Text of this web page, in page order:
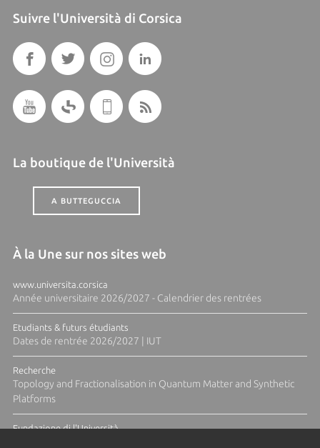
Suivre l'Università di Corsica
La boutique de l'Università
A BUTTEGUCCIA
À la Une sur nos sites web
www.universita.corsica
Année universitaire 2026/2027 - Calendrier des rentrées
Etudiants & futurs étudiants
Dates de rentrée 2026/2027 | IUT
Recherche
Topology and Fractionalisation in Quantum Matter and Synthetic
Platforms
Fundazione di l'Università